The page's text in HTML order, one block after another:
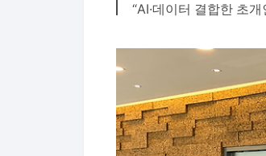
“AI·데이터 결합한 초